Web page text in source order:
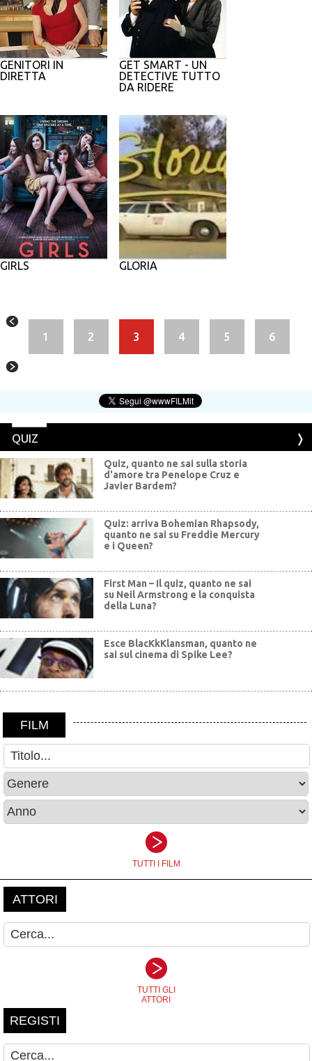
GENITORI IN
DIRETTA
GET SMART - UN
DETECTIVE TUTTO
DA RIDERE
GIRLS GLORIA
1 2 3 4 5 6
QUIZ
Quiz, quanto ne sai sulla storia
d'amore tra Penelope Cruz e
Javier Bardem?
Quiz: arriva Bohemian Rhapsody,
quanto ne sai su Freddie Mercury
e i Queen?
First Man – Il quiz, quanto ne sai
su Neil Armstrong e la conquista
della Luna?
Esce BlacKkKlansman, quanto ne
sai sul cinema di Spike Lee?